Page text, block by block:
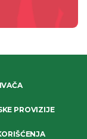
PROVIZIJE